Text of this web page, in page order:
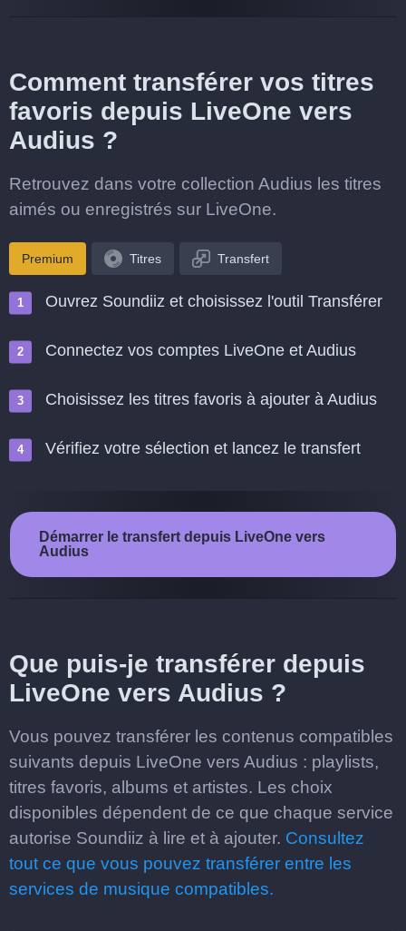
Comment transférer vos titres
favoris depuis LiveOne vers
Audius ?
Retrouvez dans votre collection Audius les titres
aimés ou enregistrés sur LiveOne.
Premium Titres Transfert
Ouvrez Soundiiz et choisissez l'outil Transférer
Connectez vos comptes LiveOne et Audius
Choisissez les titres favoris à ajouter à Audius
Vérifiez votre sélection et lancez le transfert
Démarrer le transfert depuis LiveOne vers
Audius
Que puis-je transférer depuis
LiveOne vers Audius ?
Vous pouvez transférer les contenus compatibles
suivants depuis LiveOne vers Audius : playlists,
titres favoris, albums et artistes. Les choix
disponibles dépendent de ce que chaque service
autorise Soundiiz à lire et à ajouter. Consultez
tout ce que vous pouvez transférer entre les
services de musique compatibles.